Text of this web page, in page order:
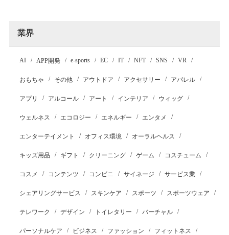
業界
AI APP開発 e-sports EC IT NFT SNS VR
おもちゃ その他 アウトドア アクセサリー アパレル
アプリ アルコール アート インテリア ウィッグ
ウェルネス エコロジー エネルギー エンタメ
エンターテイメント オフィス環境 オーラルヘルス
キッズ用品 ギフト クリーニング ゲーム コスチューム
コスメ コンテンツ コンビニ サイネージ サービス業
シェアリングサービス スキンケア スポーツ スポーツウェア
テレワーク デザイン トイレタリー バーチャル
パーソナルケア ビジネス ファッション フィットネス